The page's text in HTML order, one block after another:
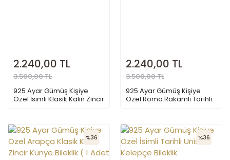
2.240,00 TL
3.500,00 TL
925 Ayar Gümüş Kişiye
Özel İsimli Klasik Kalın Zincir
2.240,00 TL
3.500,00 TL
925 Ayar Gümüş Kişiye
Özel Roma Rakamlı Tarihli
%36 %36